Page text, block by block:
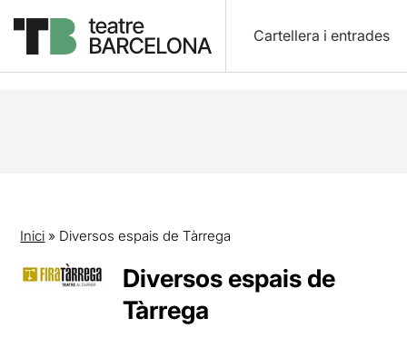
Cartellera i entrades
Inici » Diversos espais de Tàrrega
Diversos espais de
Tàrrega